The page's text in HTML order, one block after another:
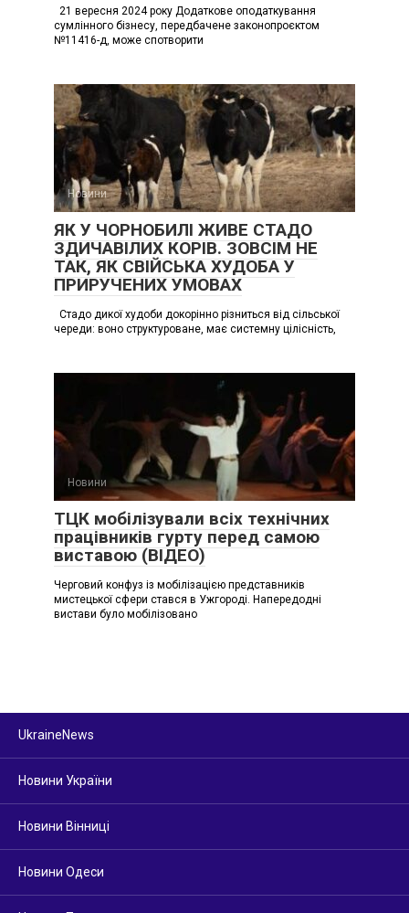
21 вересня 2024 року Додаткове оподаткування
сумлінного бізнесу, передбачене законопроєктом
№11416-д, може спотворити
Новини
ЯК У ЧОРНОБИЛІ ЖИВЕ СТАДО
ЗДИЧАВІЛИХ КОРІВ. ЗОВСІМ НЕ
ТАК, ЯК СВІЙСЬКА ХУДОБА У
ПРИРУЧЕНИХ УМОВАХ
Стадо дикої худоби докорінно різниться від сільської
череди: воно структуроване, має системну цілісність,
Новини
ТЦК мобілізували всіх технічних
працівників гурту перед самою
виставою (ВІДЕО)
Черговий конфуз із мобілізацією представників
мистецької сфери стався в Ужгороді. Напередодні
вистави було мобілізовано
UkraineNews
Новини України
Новини Вінниці
Новини Одеси